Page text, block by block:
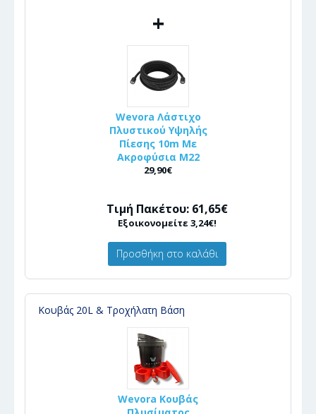
+
Wevora Λάστιχο
Πλυστικού Υψηλής
Πίεσης 10m Με
Ακροφύσια Μ22
29,90€
Τιμή Πακέτου: 61,65€
Εξοικονομείτε 3,24€!
Προσθήκη στο καλάθι
Κουβάς 20L & Τροχήλατη Βάση
Wevora Κουβάς